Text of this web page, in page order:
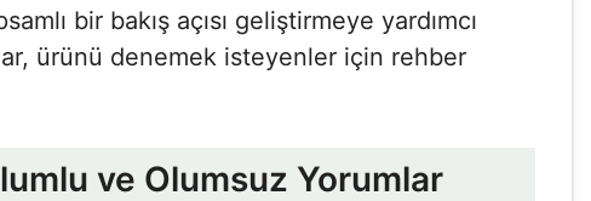
bir bakış açısı geliştirmeye yardımcı
ürünü denemek isteyenler için rehber
ve Olumsuz Yorumlar